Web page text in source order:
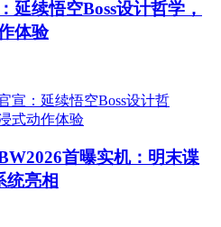
延续悟空Boss设计哲学，
体验
首曝实机：明末谍
统亮相